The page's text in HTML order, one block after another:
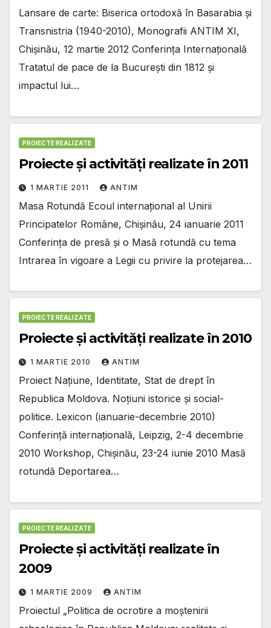
Lansare de carte: Biserica ortodoxă în Basarabia şi
Transnistria (1940-2010), Monografii ANTIM XI,
Chişinău, 12 martie 2012 Conferinţa Internaţională
Tratatul de pace de la Bucureşti din 1812 şi
impactul lui…
PROIECTE REALIZATE
Proiecte şi activităţi realizate în 2011
1 MARTIE 2011 ANTIM
Masa Rotundă Ecoul internaţional al Unirii
Principatelor Române, Chişinău, 24 ianuarie 2011
Conferinţa de presă şi o Masă rotundă cu tema
Intrarea în vigoare a Legii cu privire la protejarea…
PROIECTE REALIZATE
Proiecte şi activităţi realizate în 2010
1 MARTIE 2010 ANTIM
Proiect Naţiune, Identitate, Stat de drept în
Republica Moldova. Noţiuni istorice şi social-
politice. Lexicon (ianuarie-decembrie 2010)
Conferinţă internaţională, Leipzig, 2-4 decembrie
2010 Workshop, Chişinău, 23-24 iunie 2010 Masă
rotundă Deportarea…
PROIECTE REALIZATE
Proiecte şi activităţi realizate în
2009
1 MARTIE 2009 ANTIM
Proiectul „Politica de ocrotire a moştenirii